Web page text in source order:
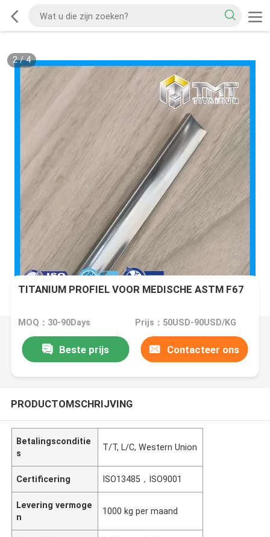
2/4
TITANIUM PROFIEL VOOR MEDISCHE ASTM F67
MOQ：30-90Days Prijs：50USD-90USD/KG
Beste prijs Contacteer ons
PRODUCTOMSCHRIJVING
Betalingsconditie
s
T/T, L/C, Western Union
Certificering ISO13485，ISO9001
Levering vermoge
n
1000 kg per maand